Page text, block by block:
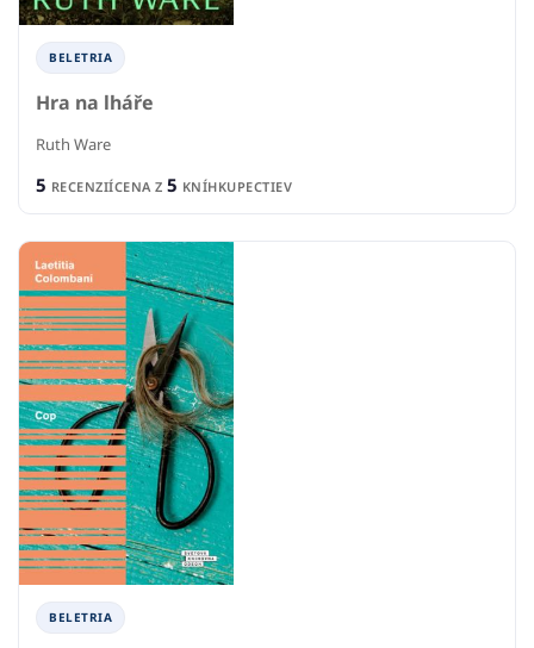
BELETRIA
Hra na lháře
Ruth Ware
5 RECENZIÍCENA Z 5 KNÍHKUPECTIEV
BELETRIA